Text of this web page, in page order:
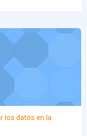
datos en la educación?
los datos en la